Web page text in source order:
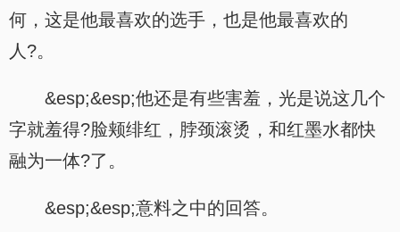
何，这是他最喜欢的选手，也是他最喜欢的
人?。
&esp;&esp;他还是有些害羞，光是说这几个
字就羞得?脸颊绯红，脖颈滚烫，和红墨水都快
融为一体?了。
&esp;&esp;意料之中的回答。